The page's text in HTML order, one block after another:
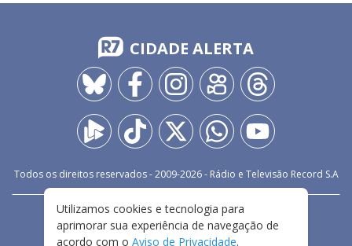
CIDADE ALERTA
Todos os direitos reservados - 2009-2026- Rádio e Televisão Record S.A
FALE CONOSCO
PRIVACIDADE
TERMOS E CONDIÇÕES DE USO
Utilizamos cookies e tecnologia para
aprimorar sua experiência de navegação de
acordo com o Aviso de Privacidade.